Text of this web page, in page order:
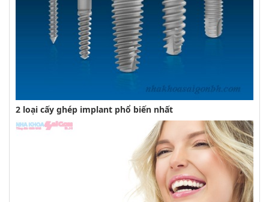
2 loại cấy ghép implant phổ biến nhất